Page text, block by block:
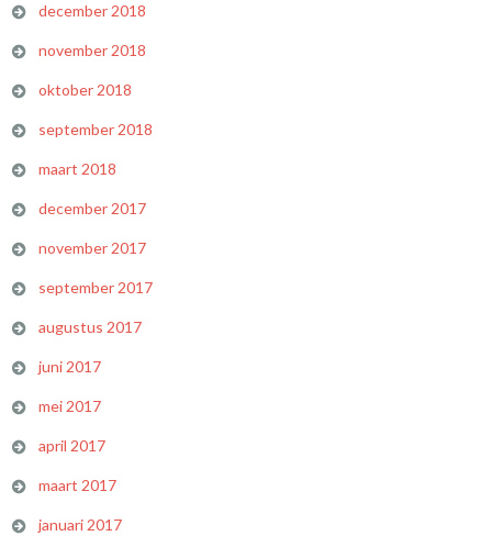
december 2018
november 2018
oktober 2018
september 2018
maart 2018
december 2017
november 2017
september 2017
augustus 2017
juni 2017
mei 2017
april 2017
maart 2017
januari 2017